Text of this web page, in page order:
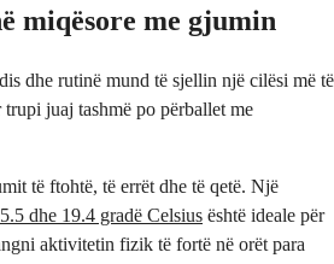
miqësore me gjumin
dhe rutinë mund të sjellin një cilësi më të
juaj tashmë po përballet me
të ftohtë, të errët dhe të qetë. Një
dhe 19.4 gradë Celsius është ideale për
aktivitetin fizik të fortë në orët para